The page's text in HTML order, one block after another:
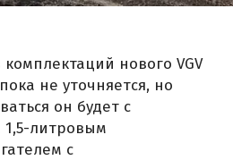
нового VGV
не уточняется, но
он будет с
литровым
с